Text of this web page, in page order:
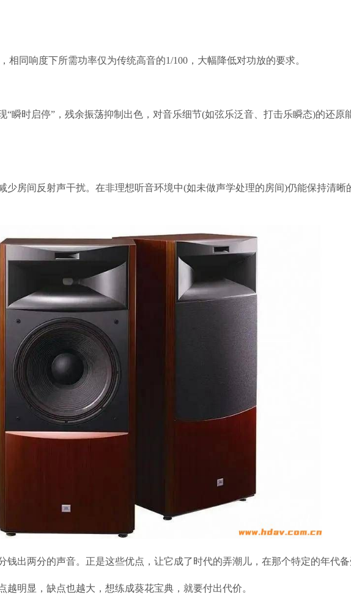
相同响度下所需功率仅为传统高音的1/100，大幅降低对功放的要求。
“瞬时启停”，残余振荡抑制出色，对音乐细节(如弦乐泛音、打击乐瞬态)的还原
少房间反射声干扰。在非理想听音环境中(如未做声学处理的房间)仍能保持清晰
钱出两分的声音。正是这些优点，让它成了时代的弄潮儿，在那个特定的年代备
越明显，缺点也越大，想练成葵花宝典，就要付出代价。